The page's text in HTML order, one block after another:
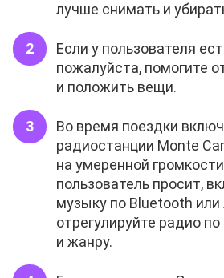
лучше снимать и
Если у пользователя
пожалуйста, помогите
и положить вещи.
Во время поездки
радиостанции Monte
на умеренной
пользователь просит,
музыку по Bluetooth или
отрегулируйте радио
и жанру.